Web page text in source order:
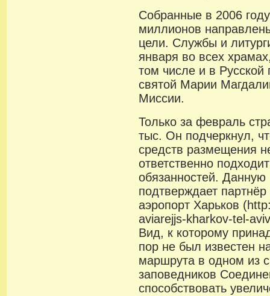
Собранные в 2006
миллионов
цели. Службы и
января во всех
том числе и в
святой Марии
Миссии.
Только за февраль
тыс. Он подчеркнул,
средств размещения
ответственно
обязанностей.
подтверждает
аэропорт Харьков
aviarejjs-kharkov-tel-
Вид, к которому
пор не был известен
маршрута в одном из
заповедников
способствовать